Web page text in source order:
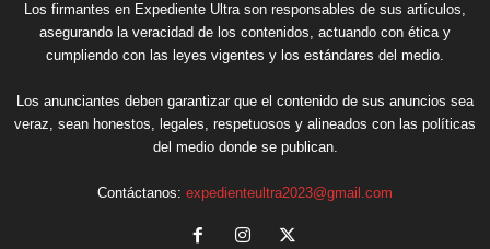
Los firmantes en Expediente Ultra son responsables de sus artículos,
asegurando la veracidad de los contenidos, actuando con ética y
cumpliendo con las leyes vigentes y los estándares del medio.
Los anunciantes deben garantizar que el contenido de sus anuncios sea
veraz, sean honestos, legales, respetuosos y alineados con las políticas
del medio donde se publican.
Contáctanos: expedienteultra2023@gmail.com